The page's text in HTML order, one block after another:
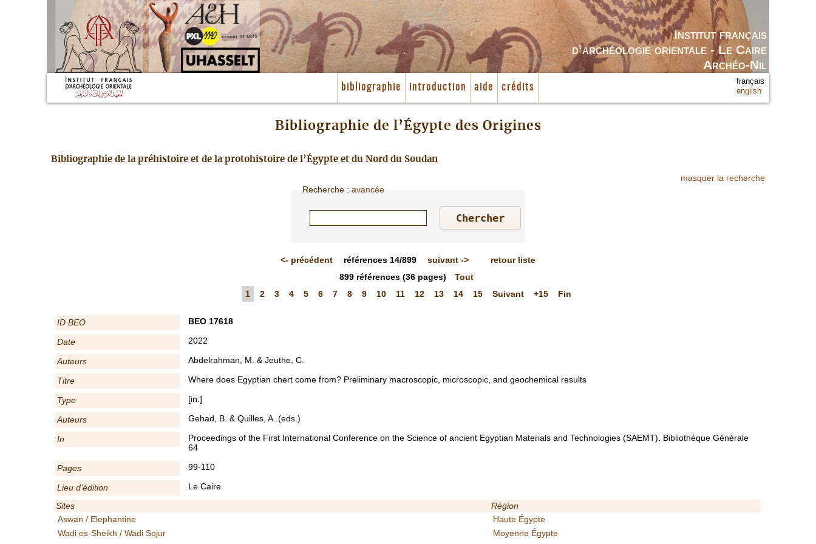
Institut français
d’archéologie orientale - Le Caire
Archéo-Nil
bibliographie introduction aide crédits
français
english
Bibliographie de l’Égypte des Origines
Bibliographie de la préhistoire et de la protohistoire de l’Égypte et du Nord du Soudan
masquer la recherche
Recherche :avancée
<- précédent références 14/899 suivant ->
retour liste
899 références(36 pages)
Tout
1
2 3 4 5 6 7 8 9 10 11 12 13 14 15 Suivant +15 Fin
ID BEO BEO 17618
Date 2022
Auteurs Abdelrahman, M. & Jeuthe, C.
Titre Where does Egyptian chert come from? Preliminary macroscopic, microscopic, and geochemical results
Type [in:]
Auteurs Gehad, B. & Quilles, A. (eds.)
In
Proceedings of the First International Conference on the Science of ancient Egyptian Materials and Technologies (SAEMT). Bibliothèque Générale
64
Pages 99-110
Lieu d’édition
Le Caire
Sites
Région
Aswan / Elephantine
Haute Égypte
Wadi es-Sheikh / Wadi Sojur
Moyenne Égypte